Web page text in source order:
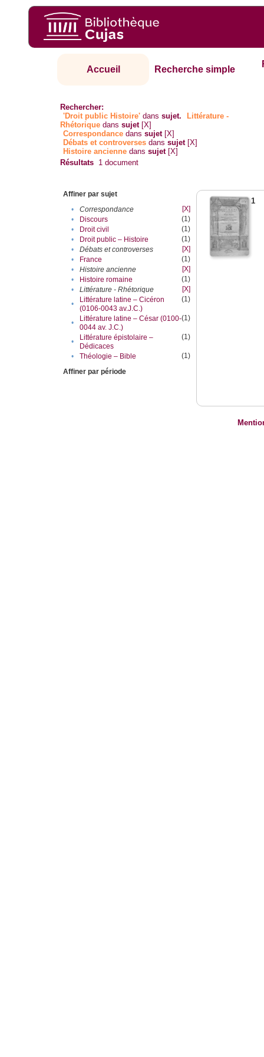
Accueil Recherche simple
Rechercher:
'Droit public Histoire' danssujet.
Littérature -
Rhétorique danssujet [X]
Correspondance danssujet [X]
Débats et controverses danssujet [X]
Histoire ancienne danssujet [X]
Résultats 1 document
Affiner par sujet
•
Correspondance
[X]
•
Discours
(1)
•
Droit civil
(1)
•
Droit public – Histoire
(1)
•
Débats et controverses
[X]
•
France
(1)
•
Histoire ancienne
[X]
•
Histoire romaine
(1)
•
Littérature - Rhétorique
[X]
•
Littérature latine – Cicéron
(0106-0043 av.J.C.)
(1)
•
Littérature latine – César (0100-
0044 av. J.C.)
(1)
•
Littérature épistolaire –
Dédicaces
(1)
• Théologie – Bible
(1)
Affiner par période
1